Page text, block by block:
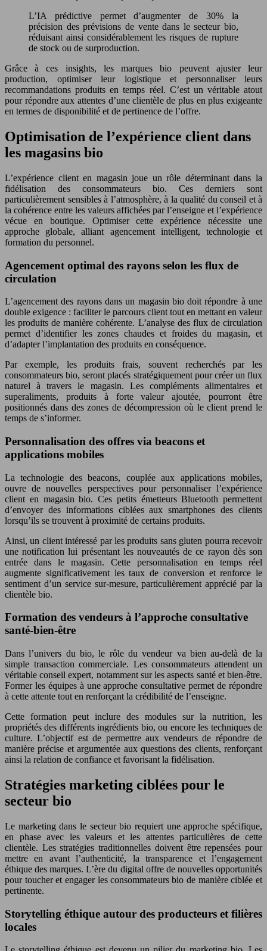
L’IA prédictive permet d’augmenter de 30% la
précision des prévisions de vente dans le secteur bio,
réduisant ainsi considérablement les risques de rupture
de stock ou de surproduction.
Grâce à ces insights, les marques bio peuvent ajuster leur
production, optimiser leur logistique et personnaliser leurs
recommandations produits en temps réel. C’est un véritable atout
pour répondre aux attentes d’une clientèle de plus en plus exigeante
en termes de disponibilité et de pertinence de l’offre.
Optimisation de l’expérience client dans
les magasins bio
L’expérience client en magasin joue un rôle déterminant dans la
fidélisation des consommateurs bio. Ces derniers sont
particulièrement sensibles à l’atmosphère, à la qualité du conseil et à
la cohérence entre les valeurs affichées par l’enseigne et l’expérience
vécue en boutique. Optimiser cette expérience nécessite une
approche globale, alliant agencement intelligent, technologie et
formation du personnel.
Agencement optimal des rayons selon les flux de
circulation
L’agencement des rayons dans un magasin bio doit répondre à une
double exigence : faciliter le parcours client tout en mettant en valeur
les produits de manière cohérente. L’analyse des flux de circulation
permet d’identifier les zones chaudes et froides du magasin, et
d’adapter l’implantation des produits en conséquence.
Par exemple, les produits frais, souvent recherchés par les
consommateurs bio, seront placés stratégiquement pour créer un flux
naturel à travers le magasin. Les compléments alimentaires et
superaliments, produits à forte valeur ajoutée, pourront être
positionnés dans des zones de décompression où le client prend le
temps de s’informer.
Personnalisation des offres via beacons et
applications mobiles
La technologie des beacons, couplée aux applications mobiles,
ouvre de nouvelles perspectives pour personnaliser l’expérience
client en magasin bio. Ces petits émetteurs Bluetooth permettent
d’envoyer des informations ciblées aux smartphones des clients
lorsqu’ils se trouvent à proximité de certains produits.
Ainsi, un client intéressé par les produits sans gluten pourra recevoir
une notification lui présentant les nouveautés de ce rayon dès son
entrée dans le magasin. Cette personnalisation en temps réel
augmente significativement les taux de conversion et renforce le
sentiment d’un service sur-mesure, particulièrement apprécié par la
clientèle bio.
Formation des vendeurs à l’approche consultative
santé-bien-être
Dans l’univers du bio, le rôle du vendeur va bien au-delà de la
simple transaction commerciale. Les consommateurs attendent un
véritable conseil expert, notamment sur les aspects santé et bien-être.
Former les équipes à une approche consultative permet de répondre
à cette attente tout en renforçant la crédibilité de l’enseigne.
Cette formation peut inclure des modules sur la nutrition, les
propriétés des différents ingrédients bio, ou encore les techniques de
culture. L’objectif est de permettre aux vendeurs de répondre de
manière précise et argumentée aux questions des clients, renforçant
ainsi la relation de confiance et favorisant la fidélisation.
Stratégies marketing ciblées pour le
secteur bio
Le marketing dans le secteur bio requiert une approche spécifique,
en phase avec les valeurs et les attentes particulières de cette
clientèle. Les stratégies traditionnelles doivent être repensées pour
mettre en avant l’authenticité, la transparence et l’engagement
éthique des marques. L’ère du digital offre de nouvelles opportunités
pour toucher et engager les consommateurs bio de manière ciblée et
pertinente.
Storytelling éthique autour des producteurs et filières
locales